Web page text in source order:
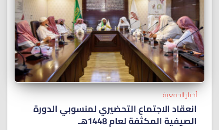
أخبار الجمعية
انعقاد الاجتماع التحضيري لمنسوبي الدورة
الصيفية المكثفة لعام 1448هـ